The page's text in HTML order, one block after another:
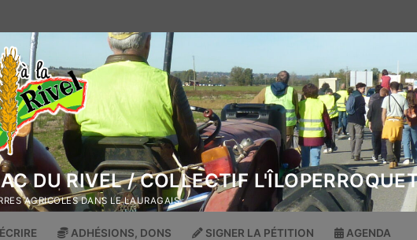
DU RIVEL / COLLECTIF
AGRICOLES DANS LE LAURAGAIS
ADHÉSIONS, DONS SIGNER LA PÉTITION AGENDA